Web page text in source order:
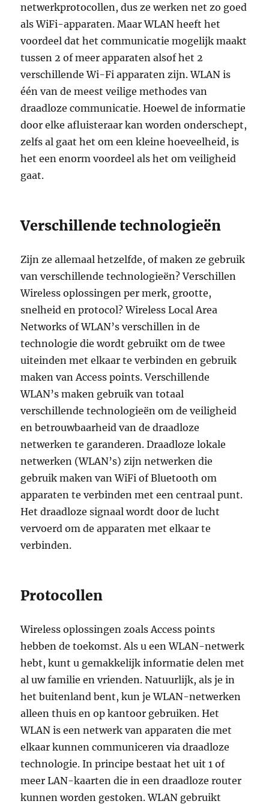
netwerkprotocollen, dus ze werken net zo goed
als WiFi-apparaten. Maar WLAN heeft het
voordeel dat het communicatie mogelijk maakt
tussen 2 of meer apparaten alsof het 2
verschillende Wi-Fi apparaten zijn. WLAN is
één van de meest veilige methodes van
draadloze communicatie. Hoewel de informatie
door elke afluisteraar kan worden onderschept,
zelfs al gaat het om een kleine hoeveelheid, is
het een enorm voordeel als het om veiligheid
gaat.
Verschillende technologieën
Zijn ze allemaal hetzelfde, of maken ze gebruik
van verschillende technologieën? Verschillen
Wireless oplossingen per merk, grootte,
snelheid en protocol? Wireless Local Area
Networks of WLAN’s verschillen in de
technologie die wordt gebruikt om de twee
uiteinden met elkaar te verbinden en gebruik
maken van Access points. Verschillende
WLAN’s maken gebruik van totaal
verschillende technologieën om de veiligheid
en betrouwbaarheid van de draadloze
netwerken te garanderen. Draadloze lokale
netwerken (WLAN’s) zijn netwerken die
gebruik maken van WiFi of Bluetooth om
apparaten te verbinden met een centraal punt.
Het draadloze signaal wordt door de lucht
vervoerd om de apparaten met elkaar te
verbinden.
Protocollen
Wireless oplossingen zoals Access points
hebben de toekomst. Als u een WLAN-netwerk
hebt, kunt u gemakkelijk informatie delen met
al uw familie en vrienden. Natuurlijk, als je in
het buitenland bent, kun je WLAN-netwerken
alleen thuis en op kantoor gebruiken. Het
WLAN is een netwerk van apparaten die met
elkaar kunnen communiceren via draadloze
technologie. In principe bestaat het uit 1 of
meer LAN-kaarten die in een draadloze router
kunnen worden gestoken. WLAN gebruikt